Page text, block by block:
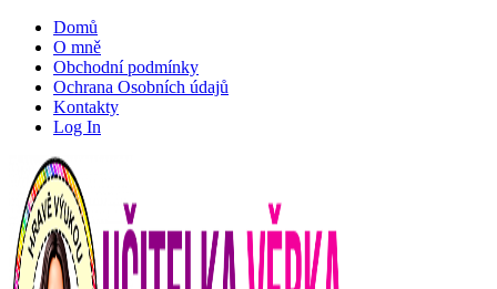
Domů
O mně
Obchodní podmínky
Ochrana Osobních údajů
Kontakty
Log In